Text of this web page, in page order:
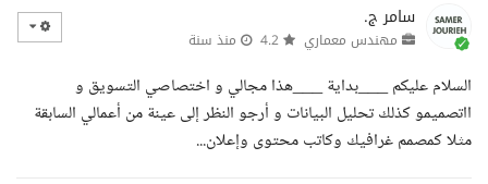
سامر ج.
مهندس معماري منذ سنة
السلام عليكم ___بداية ___هذا مجالي و اختصاصي التسويق و
ااتصميمو كذلك تحليل البيانات و أرجو النظر إلى عينة من أعمالي السابقة
مثلا كمصمم غرافيك وكاتب محتوى وإعلان...